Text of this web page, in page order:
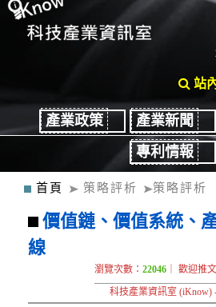
站
產業政策 產業新聞
專利情報
首頁 策略評析 策略評析
價值鏈、價值系統、
線
瀏覽次數：22046 ｜ 歡迎推
科技產業資訊室 (iKnow)